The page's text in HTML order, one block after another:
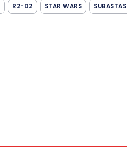
R2-D2 STAR WARS SUBASTAS